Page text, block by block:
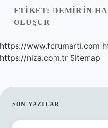
Yasal Uyarı
ETIKET: DEMIRIN
OLUŞUR
https://www.forumarti.com
https://niza.com.tr Sitemap
SIDEBAR
SON YAZILAR